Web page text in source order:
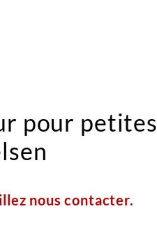
pour petites
nous contacter.